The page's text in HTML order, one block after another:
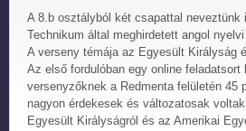
A 8.b osztályból két csapattal neveztünk
Technikum által meghirdetett angol
A verseny témája az Egyesült Királyság
Az első fordulóban egy online
versenyzőknek a Redmenta felületén 45
nagyon érdekesek és változatosak
Egyesült Királyságról és az Amerikai